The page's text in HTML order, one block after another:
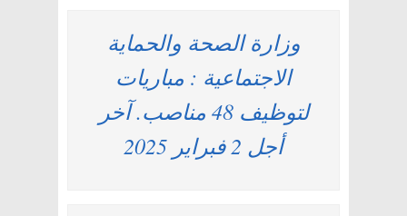
وزارة الصحة والحماية
الاجتماعية : مباريات
لتوظيف 48 مناصب. آخر
أجل 2 فبراير 2025